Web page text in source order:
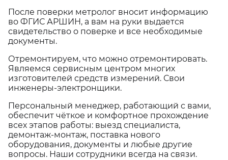
После поверки метролог вносит информацию
во ФГИС АРШИН, а вам на руки выдается
свидетельство о поверке и все необходимые
документы.
Отремонтируем, что можно отремонтировать.
Являемся сервисным центром многих
изготовителей средств измерений. Свои
инженеры-электронщики.
Персональный менеджер, работающий с вами,
обеспечит чёткое и комфортное прохождение
всех этапов работы: выезд специалиста,
демонтаж-монтаж, поставка нового
оборудования, документы и любые другие
вопросы. Наши сотрудники всегда на связи.